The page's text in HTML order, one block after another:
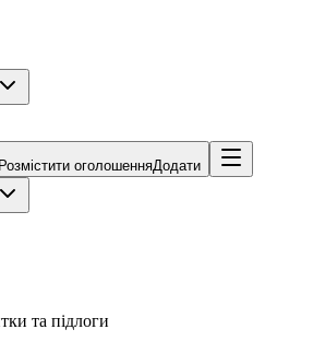
Розмістити оголошенняДодати
та підлоги